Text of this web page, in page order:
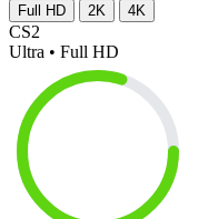
Full HD 2K 4K
CS2
Ultra • Full HD